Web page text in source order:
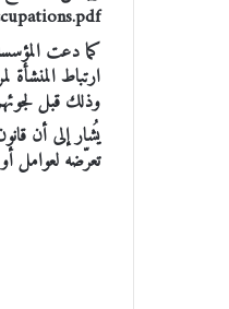
كما دعت
ارتباط
وذلك قبل
يُشار إلى أن
تعرّضه لعوامل